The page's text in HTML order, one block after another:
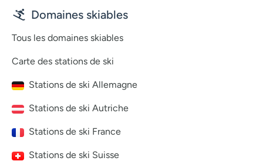
Domaines skiables
Tous les domaines skiables
Carte des stations de ski
Stations de ski Allemagne
Stations de ski Autriche
Stations de ski France
Stations de ski Suisse